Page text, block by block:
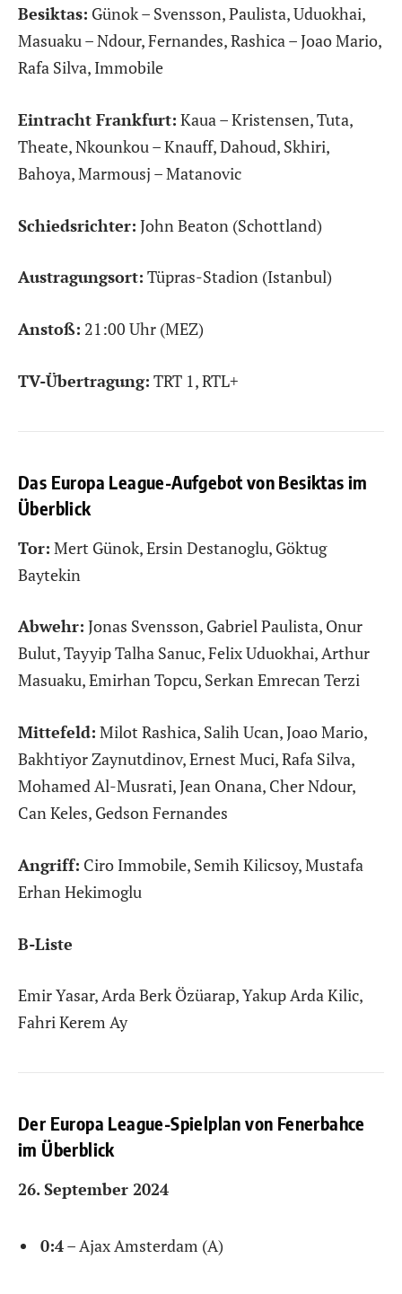
Besiktas: Günok – Svensson, Paulista, Uduokhai,
Masuaku – Ndour, Fernandes, Rashica – Joao Mario,
Rafa Silva, Immobile
Eintracht Frankfurt: Kaua – Kristensen, Tuta,
Theate, Nkounkou – Knauff, Dahoud, Skhiri,
Bahoya, Marmousj – Matanovic
Schiedsrichter: John Beaton (Schottland)
Austragungsort: Tüpras-Stadion (Istanbul)
Anstoß: 21:00 Uhr (MEZ)
TV-Übertragung: TRT 1, RTL+
Das Europa League-Aufgebot von Besiktas im
Überblick
Tor: Mert Günok, Ersin Destanoglu, Göktug
Baytekin
Abwehr: Jonas Svensson, Gabriel Paulista, Onur
Bulut, Tayyip Talha Sanuc, Felix Uduokhai, Arthur
Masuaku, Emirhan Topcu, Serkan Emrecan Terzi
Mittefeld: Milot Rashica, Salih Ucan, Joao Mario,
Bakhtiyor Zaynutdinov, Ernest Muci, Rafa Silva,
Mohamed Al-Musrati, Jean Onana, Cher Ndour,
Can Keles, Gedson Fernandes
Angriff: Ciro Immobile, Semih Kilicsoy, Mustafa
Erhan Hekimoglu
B-Liste
Emir Yasar, Arda Berk Özüarap, Yakup Arda Kilic,
Fahri Kerem Ay
Der Europa League-Spielplan von Fenerbahce
im Überblick
26. September 2024
0:4– Ajax Amsterdam (A)